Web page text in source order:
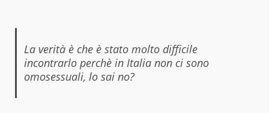
La verità è che è stato molto difficile
incontrarlo perchè in Italia non ci sono
omosessuali, lo sai no?